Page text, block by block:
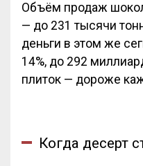
Объём продаж
— до 231 тысячи
деньги в этом же
14%, до 292
плиток — дороже
Когда десерт